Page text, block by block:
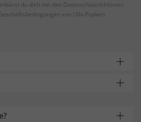
du dich mit den Datenschutzrichtlinien
von Ulla Popken